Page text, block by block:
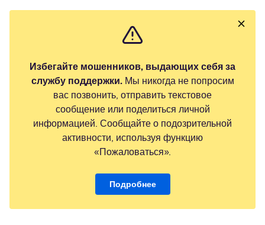
Избегайте мошенников, выдающих себя за
службу поддержки.Мы никогда не попросим
вас позвонить, отправить текстовое
сообщение или поделиться личной
информацией. Сообщайте о подозрительной
активности, используя функцию
«Пожаловаться».
Подробнее